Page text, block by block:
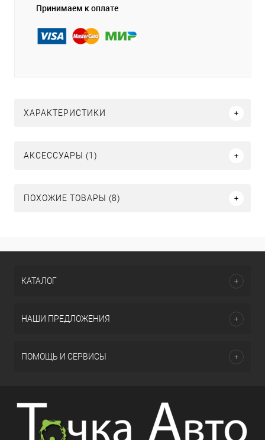
Принимаем к оплате
ХАРАКТЕРИСТИКИ
АКСЕССУАРЫ (1)
ПОХОЖИЕ ТОВАРЫ (8)
КАТАЛОГ
НАШИ ПРЕДЛОЖЕНИЯ
ПОМОЩЬ И СЕРВИСЫ